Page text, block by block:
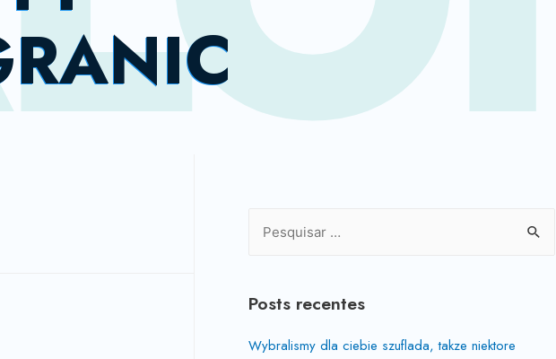
Posts recentes
Wybralismy dla ciebie szuflada, takze niektore